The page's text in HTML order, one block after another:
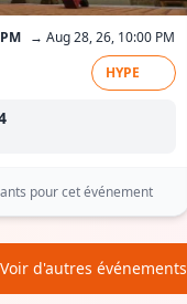
→ Aug 28, 26, 10:00 PM
HYPE
pour cet événement
Voir d'autres événements